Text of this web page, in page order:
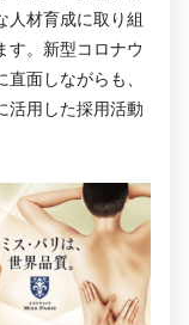
人材育成に取り組
す。新型コロナウ
面しながらも、
活用した採用活動